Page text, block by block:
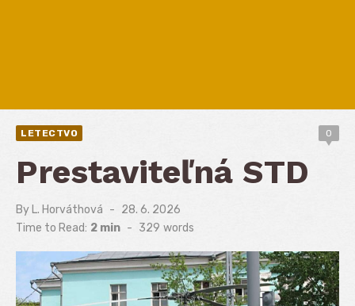
LETECTVO 0
Prestaviteľná STD
By L. Horváthová
Posted
28. 6. 2026
Time to Read: 2 min - 329 words